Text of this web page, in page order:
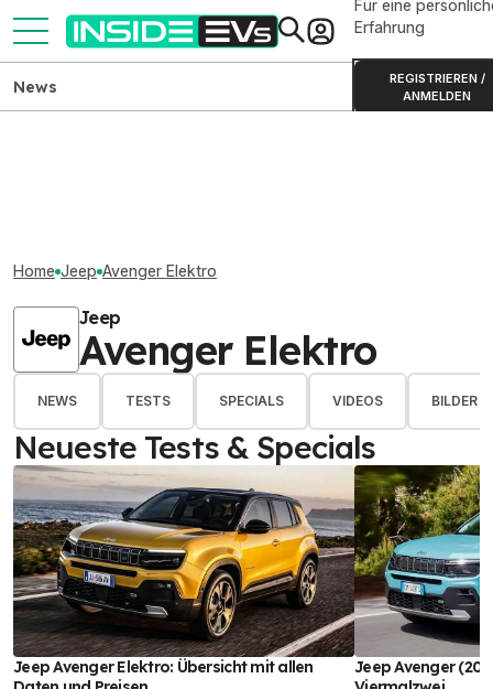
Für eine
Erfahrung
REGISTRIEREN /
ANMELDEN
News
Home Jeep Avenger Elektro
Jeep
Avenger Elektro
NEWS TESTS SPECIALS VIDEOS BILDER
Neueste Tests & Specials
Jeep Avenger Elektro: Übersicht mit allen
Jeep Avenger